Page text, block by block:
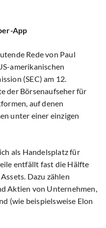
App
Rede von Paul
amerikanischen
(SEC) am 12.
der Börsenaufseher für
auf denen
unter einer einzigen
als Handelsplatz für
entfällt fast die Hälfte
Dazu zählen
Aktien von Unternehmen,
(wie beispielsweise Elon